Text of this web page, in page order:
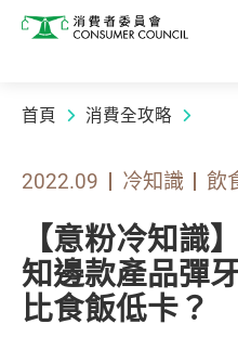
消費者委員會
首頁 消費全攻略
2022.09 冷知識 飲
【意粉冷知識
知邊款產品彈
比食飯低卡？